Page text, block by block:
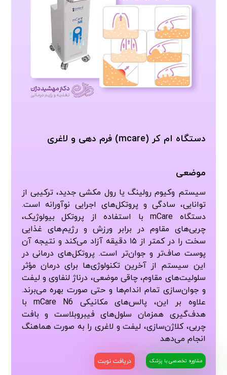
دستگاه ام کر (mcare) فرم دهی و لاغری
موضعی
توانایی، سادگی و پروتکل‌های اجرایی نوآورانه است.
چربی‌های مقاوم در برابر ورزش و رژیم‌های غذایی
سخت را در کمتر از ۱۵ دقیقه آزاد می‌کند و نتیجه آن
پوست صاف‌تر و جوان‌تر است. پروتکل‌های درمانی در
این سیستم از آخرین تکنولوژی‌ها برای درمان مؤثر
سلولیت‌های مقاوم، چاقی موضعی، درناژ لنفاوی و لیفت
و جوان‌سازی تمام اندام‌ها و حتی صورت بهره می‌برند.
علاوه بر این، پالس‌های مکانیکی mCare N6 با
هدف‌گیری همزمان سلول‌های فیبروبلاست و بافت
چربی، کلاژن‌سازی، لیفت و لاغری را به صورت هماهنگ
انجام می‌دهد
مشاوره تخصصی با پزشک دریافت نوبت
پکیج های لاغری موضعی با دستگاه کویتیشن
قیمت 10 جلسه نیم ساعته + یک جلسه